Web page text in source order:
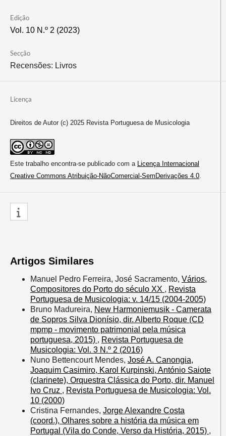
Edição
Vol. 10 N.º 2 (2023)
Secção
Recensões: Livros
Licença
Direitos de Autor (c) 2025 Revista Portuguesa de Musicologia
Este trabalho encontra-se publicado com a Licença Internacional
Creative Commons Atribuição-NãoComercial-SemDerivações 4.0.
Artigos Similares
Manuel Pedro Ferreira, José Sacramento, Vários,
Compositores do Porto do século XX , Revista
Portuguesa de Musicologia: v. 14/15 (2004-2005)
Bruno Madureira, New Harmoniemusik - Camerata
de Sopros Silva Dionísio, dir. Alberto Roque (CD
mpmp - movimento patrimonial pela música
portuguesa, 2015) , Revista Portuguesa de
Musicologia: Vol. 3 N.º 2 (2016)
Nuno Bettencourt Mendes, José A. Canongia,
Joaquim Casimiro, Karol Kurpinski, António Saiote
(clarinete), Orquestra Clássica do Porto, dir. Manuel
Ivo Cruz , Revista Portuguesa de Musicologia: Vol.
10 (2000)
Cristina Fernandes, Jorge Alexandre Costa
(coord.), ​Olhares sobre a história da música em
Portugal ​(Vila do Conde, Verso da História, 2015) ,